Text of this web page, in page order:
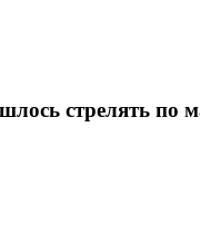
стрелять по